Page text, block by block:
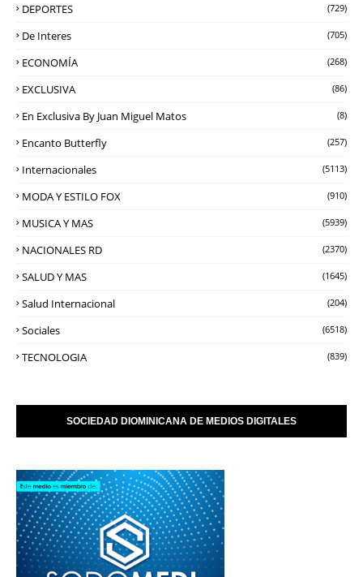
DEPORTES (729)
De Interes (705)
ECONOMÍA (268)
EXCLUSIVA (86)
En Exclusiva By Juan Miguel Matos (8)
Encanto Butterfly (257)
Internacionales (5113)
MODA Y ESTILO FOX (910)
MUSICA Y MAS (5939)
NACIONALES RD (2370)
SALUD Y MAS (1645)
Salud Internacional (204)
Sociales (6518)
TECNOLOGIA (839)
SOCIEDAD DIOMINICANA DE MEDIOS DIGITALES